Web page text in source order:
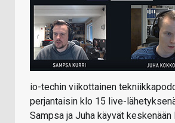
io-techin viikottainen
perjantaisin klo 15 live-
Sampsa ja Juha käyvät keskenään